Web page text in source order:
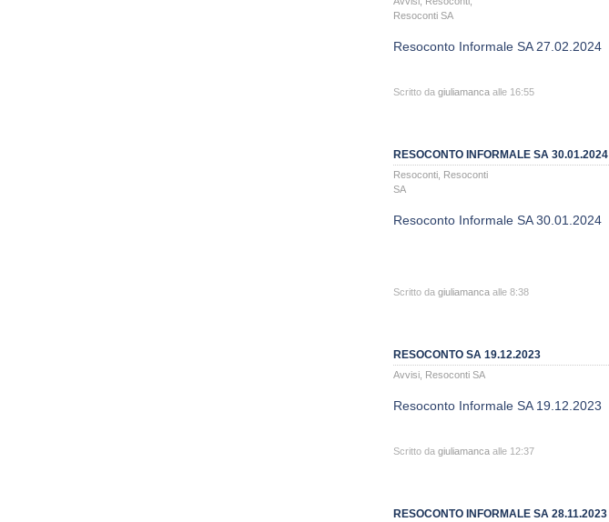
Resoconti SA
Resoconto Informale SA 27.02.2024
Scritto da giuliamanca alle 16:55
RESOCONTO INFORMALE SA 30.01.2024
Resoconti
Resoconti
SA
Resoconto Informale SA 30.01.2024
Scritto da giuliamanca alle 8:38
RESOCONTO SA 19.12.2023
Avvisi Resoconti SA
Resoconto Informale SA 19.12.2023
Scritto da giuliamanca alle 12:37
RESOCONTO INFORMALE SA 28.11.2023